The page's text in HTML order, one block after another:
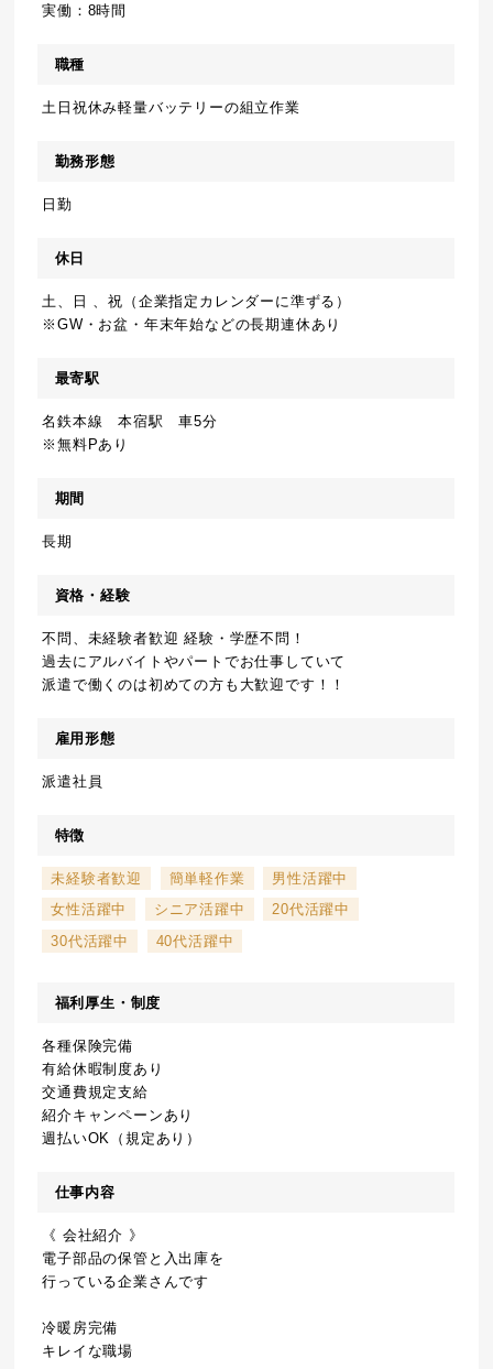
実働：8時間
職種
土日祝休み軽量バッテリーの組立作業
勤務形態
日勤
休日
土、日 、祝（企業指定カレンダーに準ずる）
※GW・お盆・年末年始などの長期連休あり
最寄駅
名鉄本線 本宿駅 車5分
※無料Pあり
期間
長期
資格・経験
不問、未経験者歓迎 経験・学歴不問！
過去にアルバイトやパートでお仕事していて
派遣で働くのは初めての方も大歓迎です！！
雇用形態
派遣社員
特徴
未経験者歓迎 簡単軽作業
男性活躍中
女性活躍中
シニア活躍中
20代活躍中
30代活躍中
40代活躍中
福利厚生・制度
各種保険完備
有給休暇制度あり
交通費規定支給
紹介キャンペーンあり
週払いOK（規定あり）
仕事内容
《 会社紹介 》
電子部品の保管と入出庫を
行っている企業さんです
冷暖房完備
キレイな職場